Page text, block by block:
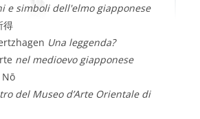
e simboli dell'elmo giapponese
得
Una leggenda?
nel medioevo giapponese
del Museo d’Arte Orientale di